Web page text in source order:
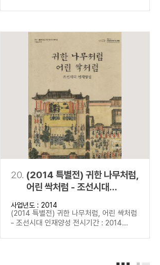
20. (2014 특별전) 귀한 나무처럼,
어린 싹처럼 - 조선시대
인재양성
사업년도 : 2014
(2014 특별전) 귀한 나무처럼, 어린 싹처럼
- 조선시대 인재양성 전시기간 : 2014...